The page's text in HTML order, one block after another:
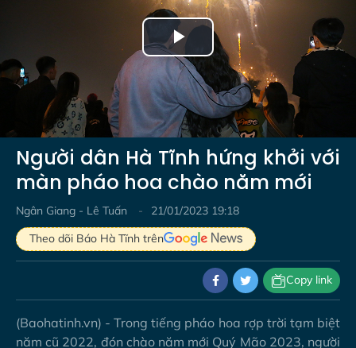
Play
Video
Người dân Hà Tĩnh hứng khởi với
màn pháo hoa chào năm mới
Ngân Giang - Lê Tuấn
21/01/2023 19:18
Theo dõi Báo Hà Tĩnh trên
Copy link
(Baohatinh.vn) - Trong tiếng pháo hoa rợp trời tạm biệt
năm cũ 2022, đón chào năm mới Quý Mão 2023, người